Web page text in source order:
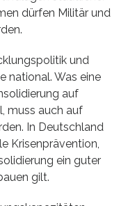
dürfen Militär und
und
national. Was eine
auf
muss auch auf
In Deutschland
Krisenprävention,
ein guter
gilt.